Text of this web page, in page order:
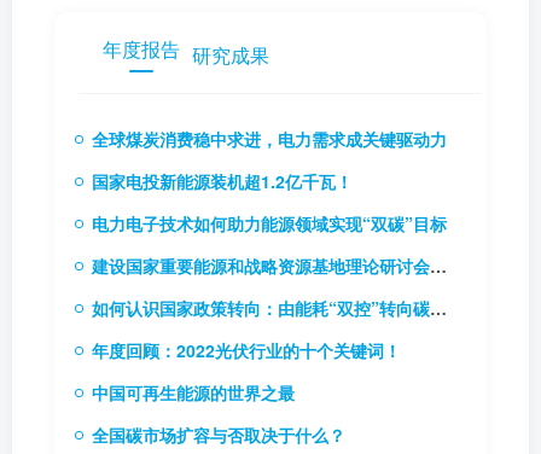
年度报告 研究成果
全球煤炭消费稳中求进，电力需求成关键驱动力
国家电投新能源装机超1.2亿千瓦！
电力电子技术如何助力能源领域实现“双碳”目标
建设国家重要能源和战略资源基地理论研讨会召开
如何认识国家政策转向：由能耗“双控”转向碳排放“双控”
年度回顾：2022光伏行业的十个关键词！
中国可再生能源的世界之最
全国碳市场扩容与否取决于什么？